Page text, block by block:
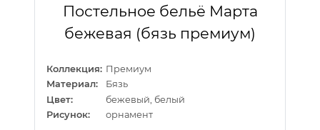
Постельное бельё Марта
бежевая (бязь премиум)
Коллекция: Премиум
Материал:
Бязь
Цвет:
бежевый, белый
Рисунок:
орнамент